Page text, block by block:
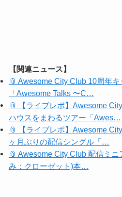
【関連ニュース】
📎 Awesome City Club 10周年
「Awesome Talks 〜C…
📎 【ライブレポ】Awesome
ハウスをまわるツアー「Awes…
📎 【ライブレポ】Awesome
ヶ月ぶりの配信シングル「…
📎 Awesome City Club 配信ミ
み：クローゼット)本…